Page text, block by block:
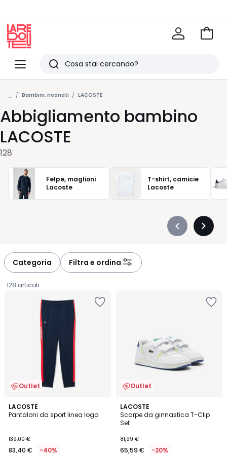
Menu
Redoute
Ricerca
Ultimi
articoli
visti
Vai
... Bambini, neonati LACOSTE
Abbigliamento bambino
LACOSTE
128
Felpe, maglioni
Lacoste
T-shirt, camicie
Lacoste
Précédent
Categoria Filtra e ordina
128 articoli
Outlet
LACOSTE
Pantaloni da sport linea logo
€
Invece
139,00 €
83,40 € -40%
2
Colori
Outlet
LACOSTE
Scarpe da ginnastica T-Clip
Set
81,99 €
65,59 € -20%